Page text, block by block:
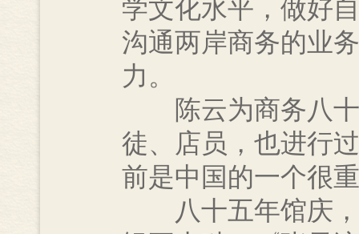
学文化水平，做好
沟通两岸商务的业
力。
陈云为商务八十
徒、店员，也进行
前是中国的一个很
八十五年馆庆，